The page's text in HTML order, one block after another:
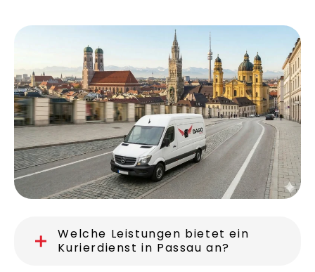
Welche Leistungen bietet ein
Kurierdienst in Passau an?